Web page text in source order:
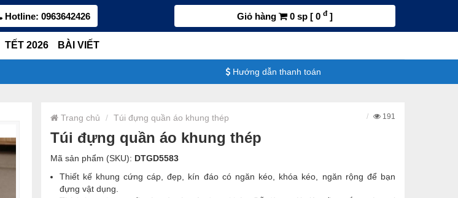
Hotline: 0963642426 Giỏ hàng 0 sp [ 0 đ ]
TẾT 2026 BÀI VIẾT
Hướng dẫn thanh toán
Trang chủ Túi đựng quần áo khung thép 191
Túi đựng quần áo khung thép
Mã sản phẩm (SKU): DTGD5583
Thiết kế khung cứng cáp, đẹp, kín đáo có ngăn kéo, khóa kéo, ngăn rộng để bạn
đựng vật dụng.